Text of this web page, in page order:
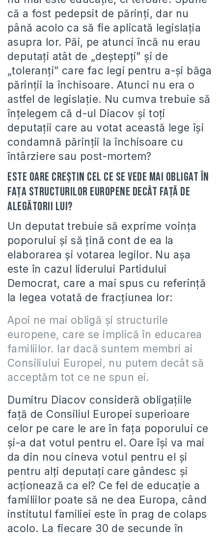
că a fost pedepsit de părinţi, dar nu
până acolo ca să fie aplicată legislaţia
asupra lor. Păi, pe atunci încă nu erau
deputaţi atât de „deştepţi” şi de
„toleranţi” care fac legi pentru a-şi băga
părinţii la închisoare. Atunci nu era o
astfel de legislaţie. Nu cumva trebuie să
înţelegem că d-ul Diacov şi toţi
deputaţii care au votat această lege îşi
condamnă părinţii la închisoare cu
întârziere sau post-mortem?
Este oare creştin cel ce se vede mai obligat în
faţa structurilor europene decât faţă de
alegătorii lui?
Un deputat trebuie să exprime voinţa
poporului şi să ţină cont de ea la
elaborarea şi votarea legilor. Nu aşa
este în cazul liderului Partidului
Democrat, care a mai spus cu referinţă
la legea votată de fracţiunea lor:
Apoi ne mai obligă şi structurile
europene, care se implică în educarea
familiilor. Iar dacă suntem membri ai
Consiliului Europei, nu putem decât să
acceptăm tot ce ne spun ei.
Dumitru Diacov consideră obligaţiile
faţă de Consiliul Europei superioare
celor pe care le are în faţa poporului ce
şi-a dat votul pentru el. Oare îşi va mai
da din nou cineva votul pentru el şi
pentru alţi deputaţi care gândesc şi
acţionează ca el? Ce fel de educaţie a
familiilor poate să ne dea Europa, când
institutul familiei este în prag de colaps
acolo. La fiecare 30 de secunde în